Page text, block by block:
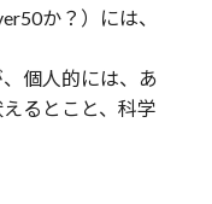
か？）には、
個人的には、あ
とこと、科学